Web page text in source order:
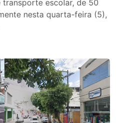
transporte escolar, de 50
nesta quarta-feira (5),